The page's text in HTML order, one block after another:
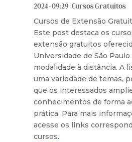
2024 - 09:29 |Cursos Gratuitos
Cursos de Extensão
Este post destaca os
extensão gratuitos
Universidade de São Paulo
modalidade à distância. A
uma variedade de temas,
que os interessados
conhecimentos de forma
prática. Para mais
acesse os links
cursos.